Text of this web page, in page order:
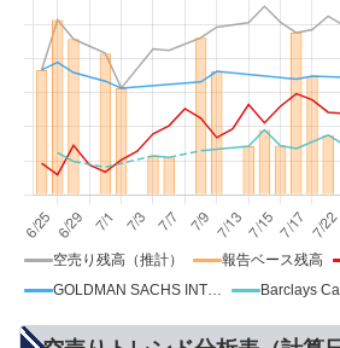
空売り残高（推計） 報告ベース残高
GOLDMAN SACHS INTERNATIONAL